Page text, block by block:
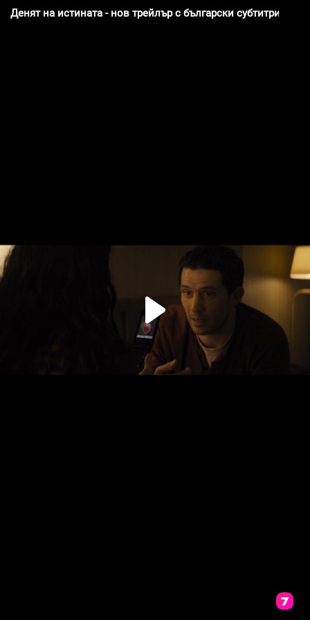
Денят на истината - нов трейлър с български субтитри